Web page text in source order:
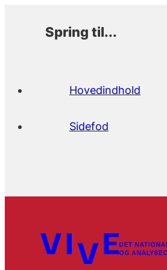
Spring til...
Hovedindhold
Sidefod